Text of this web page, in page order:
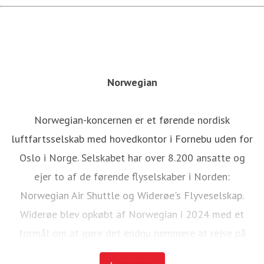
Norwegian
Norwegian-koncernen er et førende nordisk
luftfartsselskab med hovedkontor i Fornebu uden for
Oslo i Norge. Selskabet har over 8.200 ansatte og
ejer to af de førende flyselskaber i Norden:
Norwegian Air Shuttle og Widerøe's Flyveselskap.
Widerøe blev opkøbt af Norwegian i 2024 med et
formål om at gøre det endnu nemmere at rejse på
tværs af de to flyselskabers netværk.